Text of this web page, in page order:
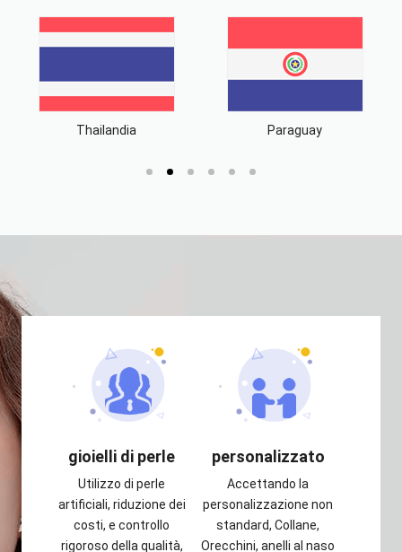
Thailandia Paraguay
gioielli di perle
Utilizzo di perle
artificiali, riduzione dei
costi, e controllo
rigoroso della qualità,
personalizzato
Accettando la
personalizzazione non
standard, Collane,
Orecchini, anelli al naso